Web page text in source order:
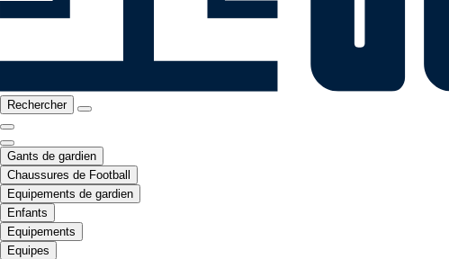
Rechercher
Gants de gardien
Chaussures de Football
Equipements de gardien
Enfants
Equipements
Equipes